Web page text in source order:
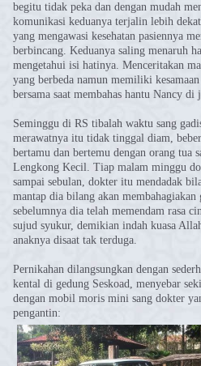
begitu tidak peka dan dengan mudah
komunikasi keduanya terjalin lebih
yang mengawasi kesehatan pasiennya
berbincang. Keduanya saling menaruh
mengetahui isi hatinya. Menceritakan
yang berbeda namun memiliki
bersama saat membahas hantu Nancy di
Seminggu di RS tibalah waktu sang
merawatnya itu tidak tinggal diam,
bertamu dan bertemu dengan orang tua
Lengkong Kecil. Tiap malam minggu
sampai sebulan, dokter itu mendadak
mantap dia bilang akan
sebelumnya dia telah memendam rasa
sujud syukur, demikian indah kuasa
anaknya disaat tak terduga.
Pernikahan dilangsungkan dengan
kental di gedung Seskoad, menyebar
dengan mobil moris mini sang dokter
pengantin: